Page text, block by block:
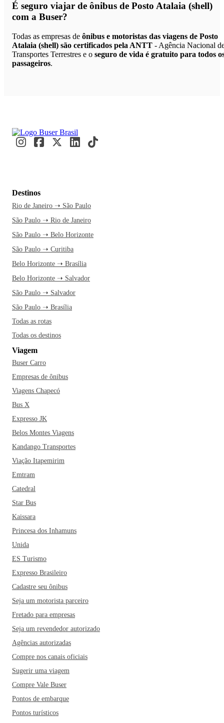
É seguro viajar de ônibus de Posto Atalaia (shell)
com a Buser?
Todas as empresas de ônibus e motoristas das viagens de Posto
Atalaia (shell) são certificados pela ANTT - Agência Nacional
Transportes Terrestres e o seguro de vida é gratuito para todos
passageiros.
Destinos
Rio de Janeiro ➝ São Paulo
São Paulo ➝ Rio de Janeiro
São Paulo ➝ Belo Horizonte
São Paulo ➝ Curitiba
Belo Horizonte ➝ Brasília
Belo Horizonte ➝ Salvador
São Paulo ➝ Salvador
São Paulo ➝ Brasília
Todas as rotas
Todas os destinos
Viagem
Buser Carro
Empresas de ônibus
Viagens Chapecó
Bus X
Expresso JK
Belos Montes Viagens
Kandango Transportes
Viação Itapemirim
Emtram
Catedral
Star Bus
Kaissara
Princesa dos Inhamuns
Unida
ES Turismo
Expresso Brasileiro
Cadastre seu ônibus
Seja um motorista parceiro
Fretado para empresas
Seja um revendedor autorizado
Agências autorizadas
Compre nos canais oficiais
Sugerir uma viagem
Compre Vale Buser
Pontos de embarque
Pontos turísticos